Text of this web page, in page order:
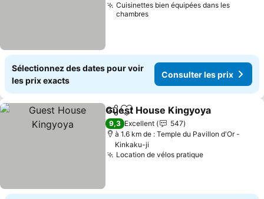
Cuisinettes bien équipées dans les
chambres
Sélectionnez des dates pour voir
les prix exacts
Consulter les prix
PartagerAjouter à mes favoris
Guest House Kingyoya
9,3 Excellent
547
à 1.6 km de : Temple du Pavillon d'Or -
Kinkaku-ji
Location de vélos pratique